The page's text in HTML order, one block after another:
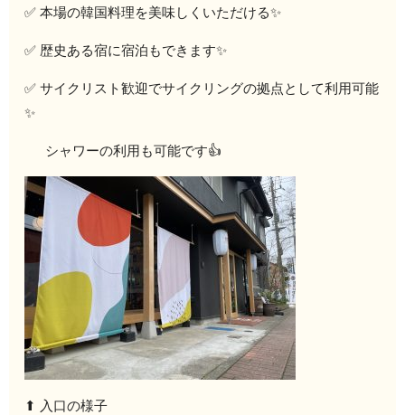
✅ 本場の韓国料理を美味しくいただける✨
✅ 歴史ある宿に宿泊もできます✨
✅ サイクリスト歓迎でサイクリングの拠点として利用可能
✨
シャワーの利用も可能です👍
⬆︎ 入口の様子